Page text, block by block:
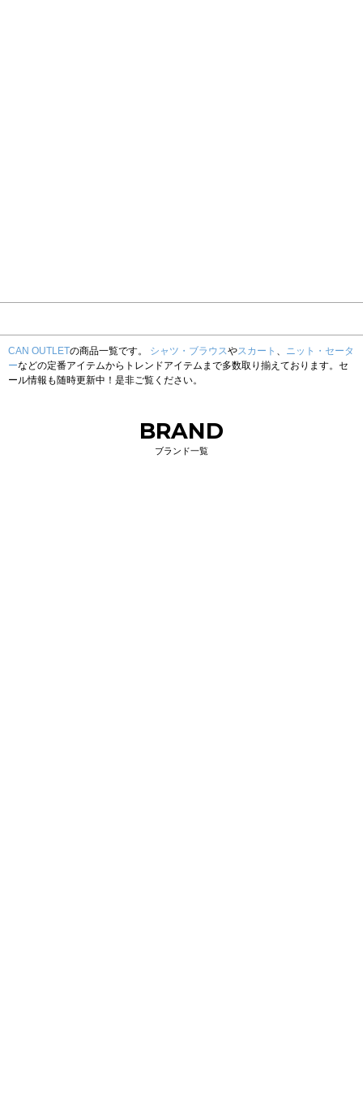
CAN OUTLETの商品一覧です。 シャツ・ブラウスやスカート 、 ニット・セータ
ーなどの定番アイテムからトレンドアイテムまで多数取り揃えております。セ
ール情報も随時更新中！是非ご覧ください。
BRAND
ブランド一覧